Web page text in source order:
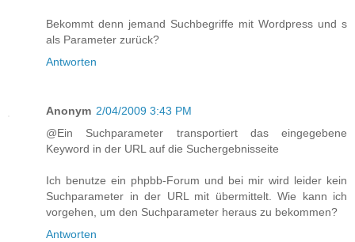
Bekommt denn jemand Suchbegriffe mit Wordpress und s
als Parameter zurück?
Antworten
Anonym 2/04/2009 3:43 PM
@Ein Suchparameter transportiert das eingegebene
Keyword in der URL auf die Suchergebnisseite
Ich benutze ein phpbb-Forum und bei mir wird leider kein
Suchparameter in der URL mit übermittelt. Wie kann ich
vorgehen, um den Suchparameter heraus zu bekommen?
Antworten